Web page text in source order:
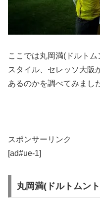
ここでは丸岡満(ドルト
スタイル、セレッソ大阪
あるのかを調べてみまし
スポンサーリンク
[ad#ue-1]
丸岡満(ドルトムン